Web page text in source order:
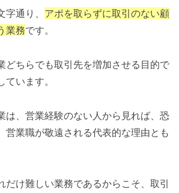
通り、 アポを取らずに取引のない顧
業務です。
どちらでも取引先を増加させる目的で
います。
は、営業経験のない人から見れば、恐
営業職が敬遠される代表的な理由とも
だけ難しい業務であるからこそ、取引